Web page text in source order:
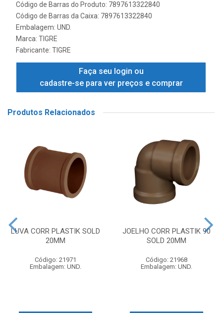
Código de Barras do Produto: 7897613322840
Código de Barras da Caixa: 7897613322840
Embalagem: UND.
Marca: TIGRE
Fabricante: TIGRE
Faça seu login ou
cadastre-se para ver preços e comprar
Produtos Relacionados
LUVA CORR PLASTIK SOLD
20MM
Código: 21971
Embalagem: UND.
JOELHO CORR PLASTIK 90
SOLD 20MM
Código: 21968
Embalagem: UND.